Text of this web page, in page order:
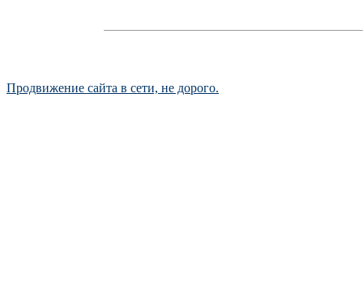
Продвижение сайта в сети, не дорого.